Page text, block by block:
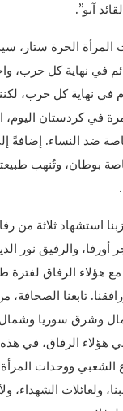
آبو”.
المرأة الحرة ستار،
في نهاية كل حرب،
في نهاية كل حرب،
في كردستان اليوم،
ضد النساء. إضافةً
بوطان، وتُنهب
استشهاد ثلاثة من
أورفا، والرفيق نور
هؤلاء الرفاق لفترة
تابعنا الصحافة،
وشرق سوريا
هؤلاء الرفاق، في
الشعبي ووحدات
ولعائلات الشهداء،